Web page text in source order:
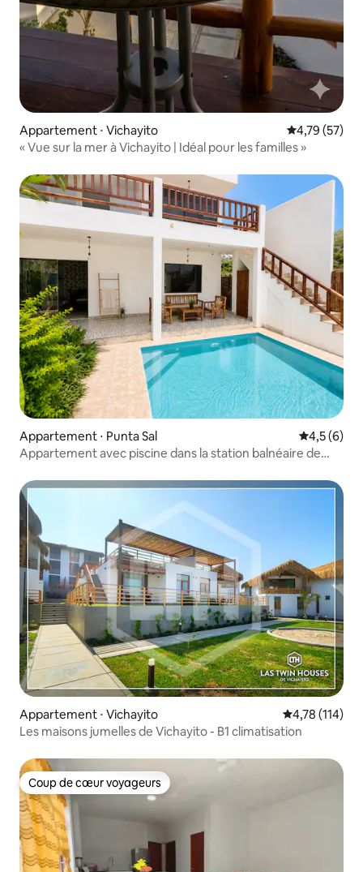
Appartement ⋅ Vichayito Évaluation
4,79 (57)
« Vue sur la mer à Vichayito | Idéal pour les familles »
Appartement ⋅ Punta Sal Évaluation
4,5 (6)
Appartement avec piscine dans la station balnéaire de
Appartement ⋅ Vichayito Évaluation
4,78 (114)
Les maisons jumelles de Vichayito - B1 climatisation
Coup de cœur voyageurs
Coup de cœur voyageurs